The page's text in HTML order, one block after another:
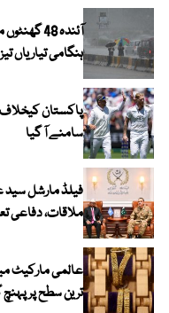
آئندہ 48
ہنگامی تیاریاں تیز
سامنے آ گیا
فیلڈ مارشل سید
ملاقات، دفاعی
ترین سطح پر